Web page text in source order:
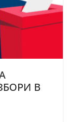
В